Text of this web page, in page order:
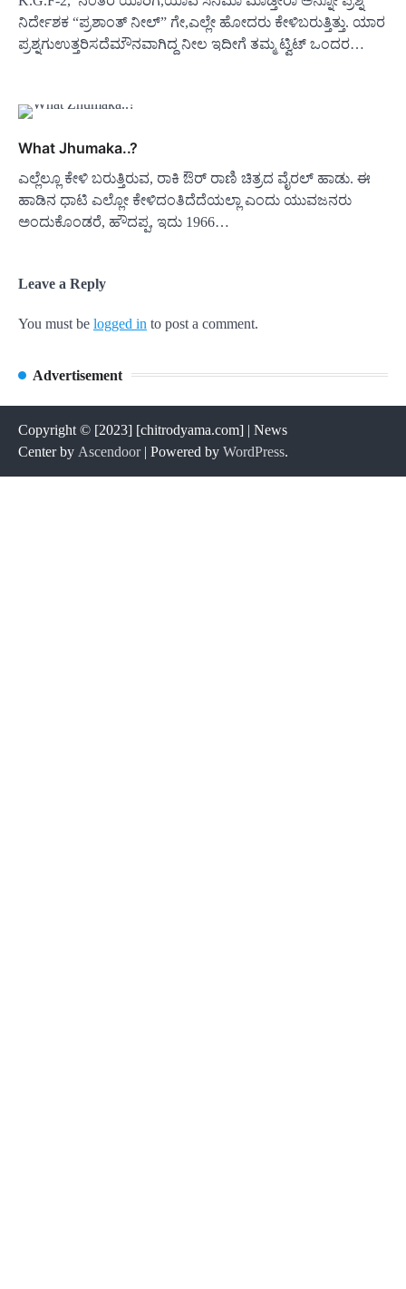
ನಿರ್ದೇಶಕ “ಪ್ರಶಾಂತ್ ನೀಲ್” ಗೇ,ಎಲ್ಲೇ ಹೋದರು ಕೇಳಿಬರುತ್ತಿತ್ತು. ಯಾರ
ಪ್ರಶ್ನಗುಉತ್ತರಿಸದೆಮೌನವಾಗಿದ್ದ ನೀಲ ಇದೀಗೆ ತಮ್ಮ ಟ್ವಿಟ್ ಒಂದರ…
What Jhumaka..?
ಎಲ್ಲೆಲ್ಲೂ ಕೇಳಿ ಬರುತ್ತಿರುವ, ರಾಕಿ ಔರ್ ರಾಣಿ ಚಿತ್ರದ ವೈರಲ್ ಹಾಡು. ಈ
ಹಾಡಿನ ಧಾಟಿ ಎಲ್ಲೋ ಕೇಳಿದಂತಿದೆದೆಯಲ್ಲಾ ಎಂದು ಯುವಜನರು
ಅಂದುಕೊಂಡರೆ, ಹೌದಪ್ಪ, ಇದು 1966…
Leave a Reply
You must be logged in to post a comment.
Advertisement
Copyright © [2023] [chitrodyama.com] | News
Center by Ascendoor| Powered by WordPress.